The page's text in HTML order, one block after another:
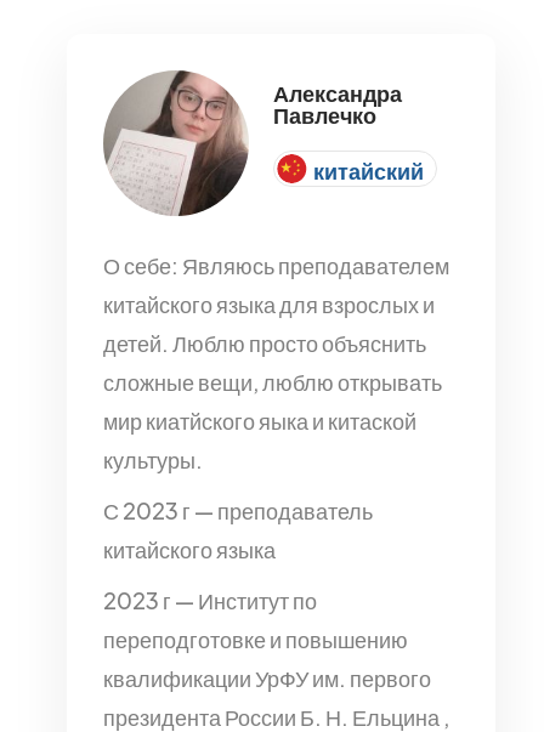
Александра
Павлечко
китайский
О себе: Являюсь преподавателем
китайского языка для взрослых и
детей. Люблю просто объяснить
сложные вещи, люблю открывать
мир киатйского яыка и китаской
культуры.
С 2023 г — преподаватель
китайского языка
2023 г — Институт по
переподготовке и повышению
квалификации УрФУ им. первого
президента России Б. Н. Ельцина ,